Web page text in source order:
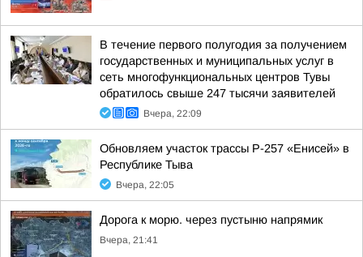
В течение первого полугодия за получением
государственных и муниципальных услуг в
сеть многофункциональных центров Тувы
обратилось свыше 247 тысячи заявителей
Вчера, 22:09
Обновляем участок трассы Р-257 «Енисей» в
Республике Тыва
Вчера, 22:05
Дорога к морю. через пустыню напрямик
Вчера, 21:41